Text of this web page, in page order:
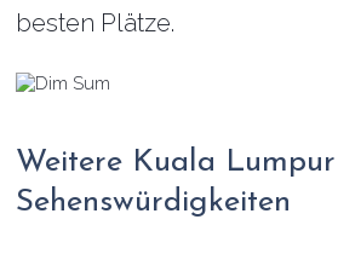
besten Plätze.
Weitere Kuala Lumpur
Sehenswürdigkeiten